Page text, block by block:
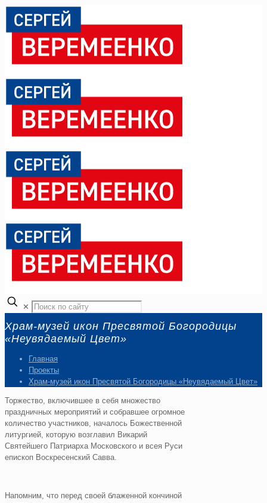
✕
Храм-музей икон Пресвятой Богородицы
«Неувядаемый Цвет»
Главная
Проекты
Храм-музей икон Пресвятой Богородицы «Неувядаемый Цвет»
Торжество, включившее в себя множество
праздничных мероприятий и собравшее огромное
количество участников, началось Божественной
литургией, которую возглавил Викарий
Святейшего Патриарха Московского и всея Руси
епископ Воскресенский Савва.
Напомним, что перед своей блаженной кончиной